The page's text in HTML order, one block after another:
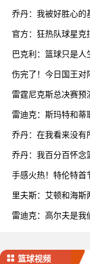
乔丹：我被好胜心的
官方：狂热队球星克
巴克利：篮球只是人
伤完了！今日国王对
雷霆尼克斯总决赛预
雷迪克：斯玛特和蒂
乔丹：在我看来没有
乔丹：我百分百怀念
手感火热！特伦特首
里夫斯：艾顿和海斯
雷迪克：高尔夫是
篮球视频